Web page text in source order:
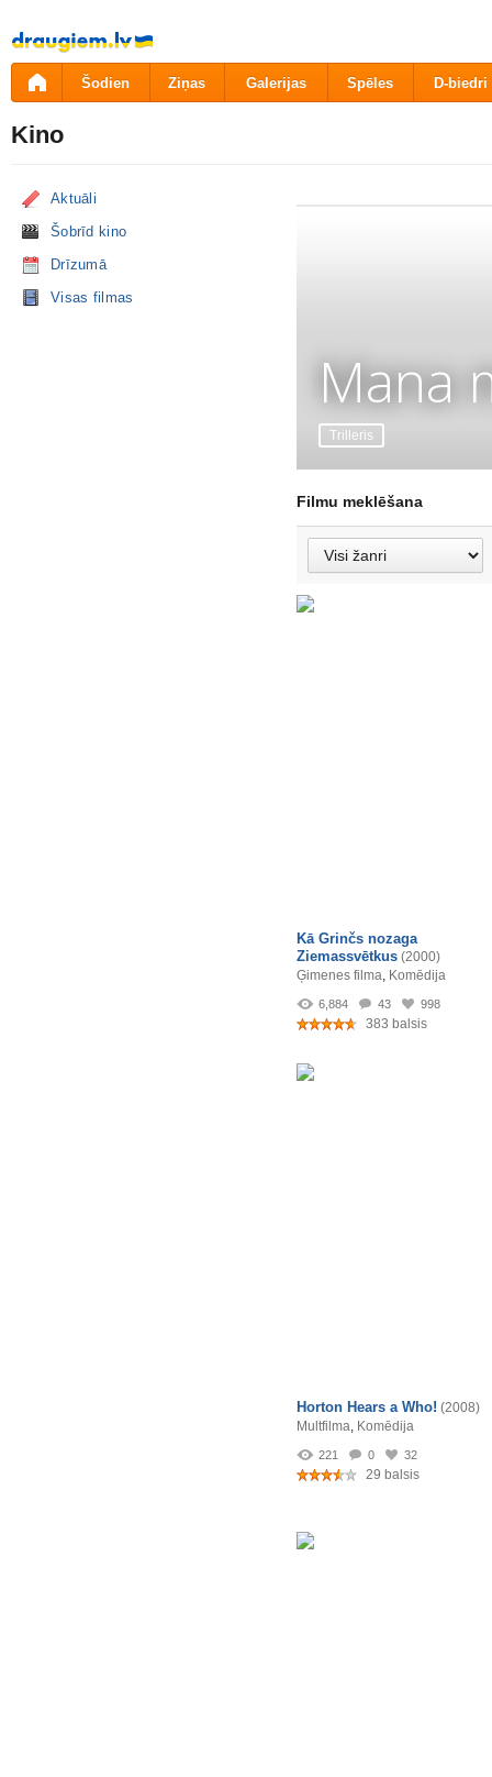
Pāriet
uz
saturu
Šodien Ziņas Galerijas Spēles D-biedri
Kino
Aktuāli
Šobrīd kino
Drīzumā
Visas filmas
Mana
Trilleris
Filmu meklēšana
Kā Grinčs nozaga
Ziemassvētkus (2000)
Ģimenes filma, Komēdija
6,884 43 998
383 balsis
Horton Hears a Who! (2008)
Multfilma, Komēdija
221 0 32
29 balsis